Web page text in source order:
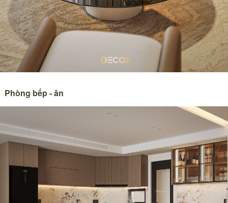
Phòng bếp - ăn